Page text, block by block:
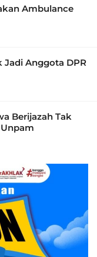
Ambulance
Jadi Anggota DPR
Berijazah Tak